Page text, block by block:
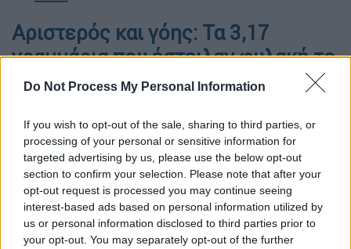
Do Not Process My Personal Information
If you wish to opt-out of the sale, sharing to third parties, or
processing of your personal or sensitive information for
targeted advertising by us, please use the below opt-out
section to confirm your selection. Please note that after your
opt-out request is processed you may continue seeing
interest-based ads based on personal information utilized by
us or personal information disclosed to third parties prior to
your opt-out. You may separately opt-out of the further
Αριστερός και γόης: Τα 3,17
γραμμάρια που έστειλαν φυλακή το
«ρεμάλι» του ελληνικού
Άπαντες τον ήξεραν. Όλες οι γυναίκες τον ήθελαν.